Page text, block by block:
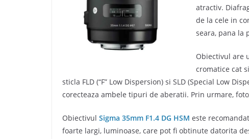
atractiv.
de la cele in
seara, pana la
Obiectivul are
cromatice cat
sticla FLD (“F” Low Dispersion) si SLD (Special Low
corecteaza ambele tipuri de aberatii. Prin urmare,
Obiectivul Sigma 35mm F1.4 DG HSM este
foarte largi, luminoase, care pot fi obtinute datorita